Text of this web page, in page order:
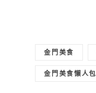
金門美食
金門美食懶人包